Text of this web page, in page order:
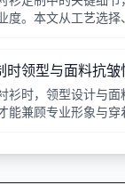
度。本文从工艺选择
时领型与面料抗
衫时，领型设计与面
能兼顾专业形象与穿